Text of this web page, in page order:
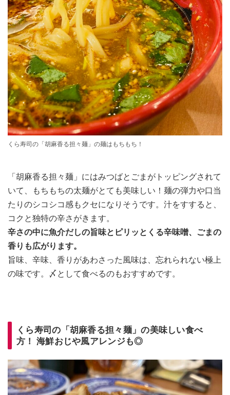
くら寿司の「胡麻香る担々麺」の麺はもちもち！
「胡麻香る担々麺」にはみつばとごまがトッピングされて
いて、もちもちの太麺がとても美味しい！麺の弾力や口当
たりのシコシコ感もクセになりそうです。汁をすすると、
コクと独特の辛さがきます。
辛さの中に魚介だしの旨味とピリッとくる辛味噌、ごまの
香りも広がります。
旨味、辛味、香りがあわさった風味は、忘れられない極上
の味です。〆として食べるのもおすすめです。
くら寿司の「胡麻香る担々麺」の美味しい食べ
方！ 海鮮おじや風アレンジも◎